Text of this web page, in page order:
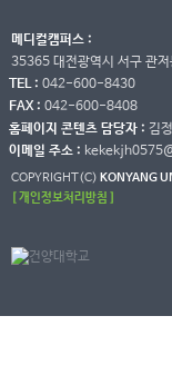
메디컬캠퍼스 :
35365 대전광역시 서구 관
TEL : 042-600-8430
FAX : 042-600-8408
홈페이지 콘텐츠 담당자 : 김
이메일 주소 :
COPYRIGHT(C) KONYANG
[ 개인정보처리방침 ]